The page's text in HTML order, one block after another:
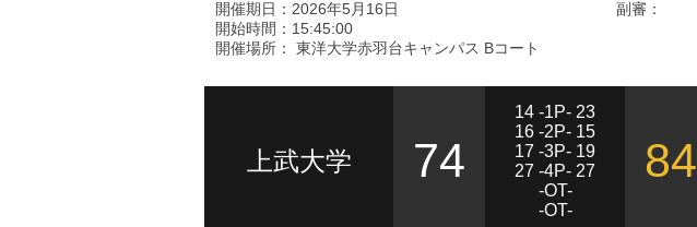
開催期日：2026年5月16日
開始時間：15:45:00
開催場所： 東洋大学赤羽台キャンパス Bコート
副審：
上武大学 74
14 -1P- 23
16 -2P- 15
17 -3P- 19
27 -4P- 27
-OT-
-OT-
84